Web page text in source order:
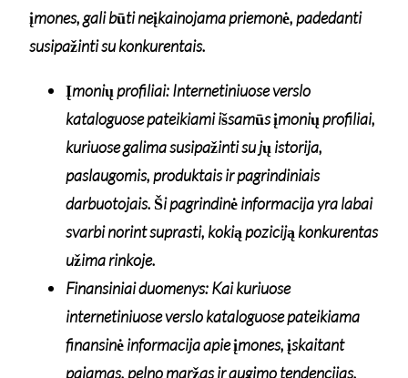
įmones, gali būti neįkainojama priemonė, padedanti
susipažinti su konkurentais.
Įmonių profiliai: Internetiniuose verslo
kataloguose pateikiami išsamūs įmonių profiliai,
kuriuose galima susipažinti su jų istorija,
paslaugomis, produktais ir pagrindiniais
darbuotojais. Ši pagrindinė informacija yra labai
svarbi norint suprasti, kokią poziciją konkurentas
užima rinkoje.
Finansiniai duomenys: Kai kuriuose
internetiniuose verslo kataloguose pateikiama
finansinė informacija apie įmones, įskaitant
pajamas, pelno maržas ir augimo tendencijas.